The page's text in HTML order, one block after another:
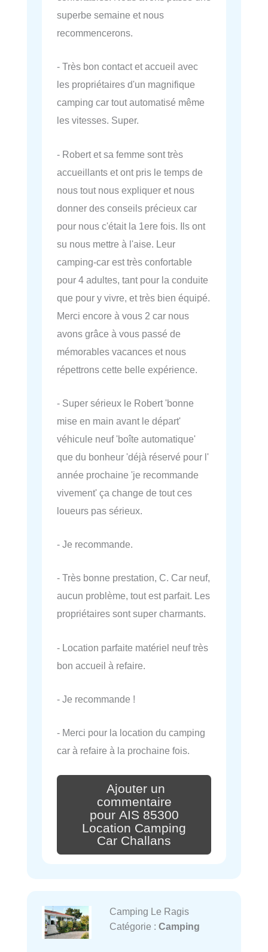
superbe semaine et nous
recommencerons.
- Très bon contact et accueil avec
les propriétaires d'un magnifique
camping car tout automatisé même
les vitesses. Super.
- Robert et sa femme sont très
accueillants et ont pris le temps de
nous tout nous expliquer et nous
donner des conseils précieux car
pour nous c'était la 1ere fois. Ils ont
su nous mettre à l'aise. Leur
camping-car est très confortable
pour 4 adultes, tant pour la conduite
que pour y vivre, et très bien équipé.
Merci encore à vous 2 car nous
avons grâce à vous passé de
mémorables vacances et nous
répettrons cette belle expérience.
- Super sérieux le Robert 'bonne
mise en main avant le départ'
véhicule neuf 'boîte automatique'
que du bonheur 'déjà réservé pour l'
année prochaine 'je recommande
vivement' ça change de tout ces
loueurs pas sérieux.
- Je recommande.
- Très bonne prestation, C. Car neuf,
aucun problème, tout est parfait. Les
propriétaires sont super charmants.
- Location parfaite matériel neuf très
bon accueil à refaire.
- Je recommande !
- Merci pour la location du camping
car à refaire à la prochaine fois.
Ajouter un
commentaire
pour AIS 85300
Location Camping
Car Challans
Camping Le Ragis
Catégorie : Camping